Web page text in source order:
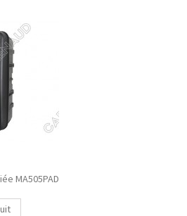
MA505PAD